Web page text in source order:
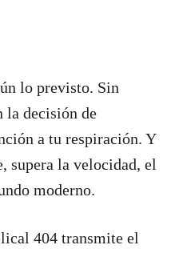
lo previsto. Sin
la decisión de
a tu respiración. Y
supera la velocidad, el
moderno.
404 transmite el